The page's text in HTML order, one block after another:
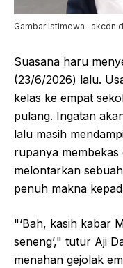
Gambar Istimewa :
Suasana haru
(23/6/2026) lalu.
kelas ke empat
pulang. Ingatan
lalu masih
rupanya membekas
melontarkan
penuh makna
"‘Bah, kasih kabar
seneng’," tutur Aji
menahan gejolak